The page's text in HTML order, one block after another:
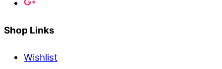
Shop Links
Wishlist